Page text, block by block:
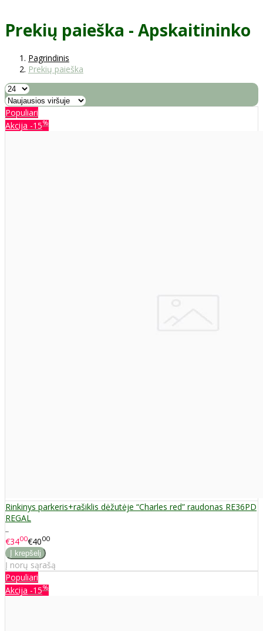
Prekių paieška - Apskaitininko
Pagrindinis
Prekių paieška
Populiari
Akcija -15%
Rinkinys parkeris+rašiklis dėžutėje “Charles red” raudonas RE36PD
REGAL
..
€3400€4000
Į norų sąrašą
Populiari
Akcija -15%